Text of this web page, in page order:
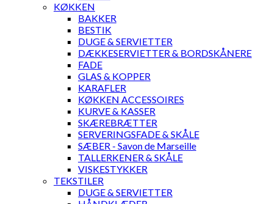
KØKKEN
BAKKER
BESTIK
DUGE & SERVIETTER
DÆKKESERVIETTER & BORDSKÅNERE
FADE
GLAS & KOPPER
KARAFLER
KØKKEN ACCESSOIRES
KURVE & KASSER
SKÆREBRÆTTER
SERVERINGSFADE & SKÅLE
SÆBER - Savon de Marseille
TALLERKENER & SKÅLE
VISKESTYKKER
TEKSTILER
DUGE & SERVIETTER